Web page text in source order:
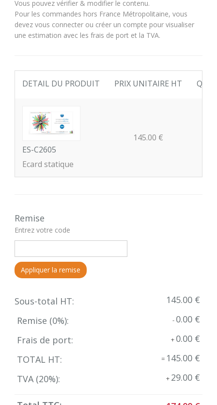
Vous pouvez vérifier & modifier le contenu.
Pour les commandes hors France Métropolitaine, vous
devez vous connecter ou créer un compte pour visualiser
une estimation avec les frais de port et la TVA.
DETAIL DU PRODUIT PRIX UNITAIRE HT
ES-C2605
Ecard statique
145.00 €
Remise
Entrez votre code
Appliquer la remise
Sous-total HT:
145.00 €
Remise (0%): - 0.00 €
Frais de port:
+ 0.00 €
TOTAL HT:
= 145.00 €
TVA (20%): + 29.00 €